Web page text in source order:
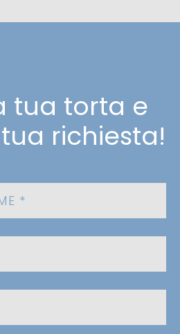
tua torta e
richiesta!